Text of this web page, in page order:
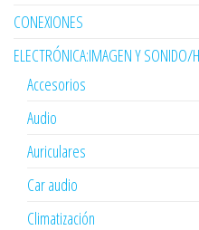
CONEXIONES
ELECTRÓNICA:IMAGEN Y SONIDO/
Accesorios
Audio
Auriculares
Car audio
Climatización